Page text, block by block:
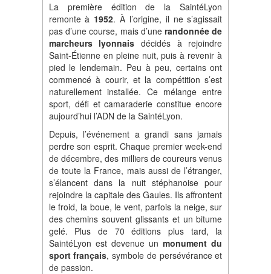
La première édition de la SaintéLyon
remonte à 1952. À l’origine, il ne s’agissait
pas d’une course, mais d’unerandonnée de
marcheurs lyonnais décidés à rejoindre
Saint-Étienne en pleine nuit, puis à revenir à
pied le lendemain. Peu à peu, certains ont
commencé à courir, et la compétition s’est
naturellement installée. Ce mélange entre
sport, défi et camaraderie constitue encore
aujourd’hui l’ADN de la SaintéLyon.
Depuis, l’événement a grandi sans jamais
perdre son esprit. Chaque premier week-end
de décembre, des milliers de coureurs venus
de toute la France, mais aussi de l’étranger,
s’élancent dans la nuit stéphanoise pour
rejoindre la capitale des Gaules. Ils affrontent
le froid, la boue, le vent, parfois la neige, sur
des chemins souvent glissants et un bitume
gelé. Plus de 70 éditions plus tard, la
SaintéLyon est devenue unmonument du
sport français, symbole de persévérance et
de passion.